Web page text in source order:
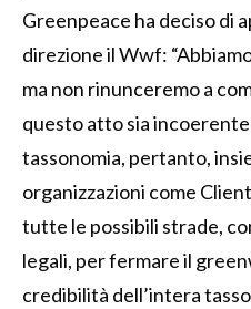
Greenpeace ha deciso di
direzione il Wwf:
ma non rinunceremo a
questo atto sia
tassonomia, pertanto,
organizzazioni come
tutte le possibili strade,
legali, per fermare il
credibilità dell’intera